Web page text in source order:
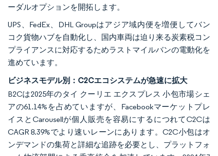
ーダルオプションを開拓します。
UPS、FedEx、DHL Groupはアジア域内便を増便してバン
コク貨物ハブを自動化し、国内車両は迫り来る炭素税コン
プライアンスに対応するためラストマイルバンの電動化を
進めています。
ビジネスモデル別：C2Cエコシステムが急速に拡大
B2Cは2025年のタイ クーリエ エクスプレス 小包市場シェ
アの61.14%を占めていますが、Facebookマーケットプレ
イスとCarousellが個人販売を容易にするにつれてC2Cは
CAGR 8.39%でより速いレーンにあります。C2C小包はオ
ンデマンドの集荷と詳細な追跡を必要とし、プラットフォ